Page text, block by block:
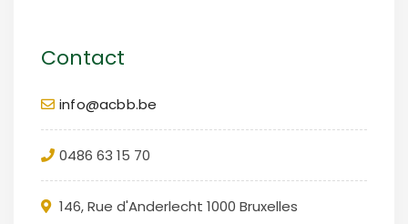
Contact
info@acbb.be
0486 63 15 70
146, Rue d'Anderlecht 1000 Bruxelles